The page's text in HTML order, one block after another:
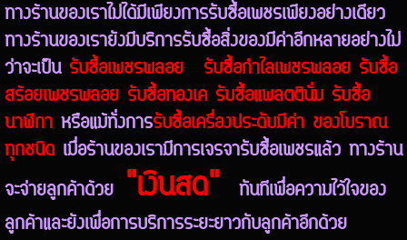
ทางร้านของเราไม่ได้มีเพียงการรับซื้อเพชรเพียงอย่างเดียว
ทางร้านของเรายังมีบริการรับซื้อสิ่งของมีค่าอีกหลายอย่างไม่
ว่าจะเป็น รับซื้อเพชรพลอย
รับซื้อกำไลเพชรพลอย รับซื้อ
สร้อยเพชรพลอย รับซื้อทองเค รับซื้อแพลตตินั่ม รับซื้อ
นาฬิกาหรือแม้ทั่งการรับซื้อเครื่องประดับมีค่า ของโบราณ
ทุกชนิดเมื่อร้านของเรามีการเจรจารับซื้อเพชรแล้ว ทางร้าน
จะจ่ายลูกค้าด้วย "เงินสด"
ทันทีเพื่อความไว้ใจของ
ลูกค้าและยังเพื่อการบริการระยะยาวกับลูกค้าอีกด้วย